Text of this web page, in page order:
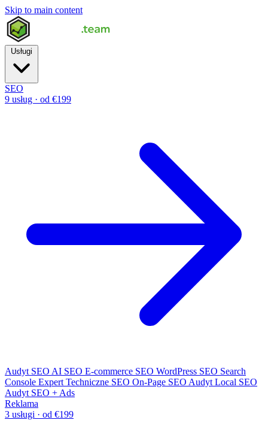
Skip to main content
SEO
9 usług · od €199
Audyt SEO AI SEO E-commerce SEO WordPress SEO Search
Console Expert Techniczne SEO On-Page SEO Audyt Local SEO
Audyt SEO + Ads
Reklama
3 usługi · od €199